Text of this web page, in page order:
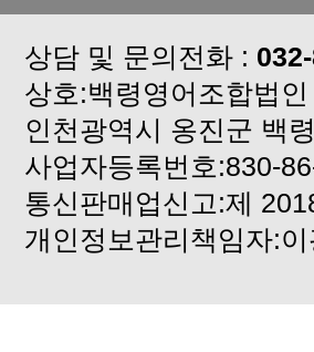
배송지연안내
배송지연안내입니
고구마 배송안내
백령도 알이꽉찬
2024년도 자연산
설 연휴 배송중단
기상악화 배송중단
상담 및 문의전화 :
상호:백령영어조합법인
인천광역시 옹진군 백
사업자등록번호:830-
통신판매업신고:제
개인정보관리책임자:이